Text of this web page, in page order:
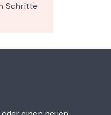
Schritte